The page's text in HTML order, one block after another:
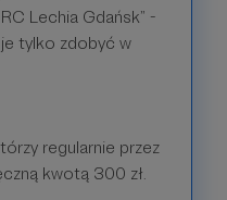
Lechia Gdańsk” -
tylko zdobyć w
regularnie przez
kwotą 300 zł.